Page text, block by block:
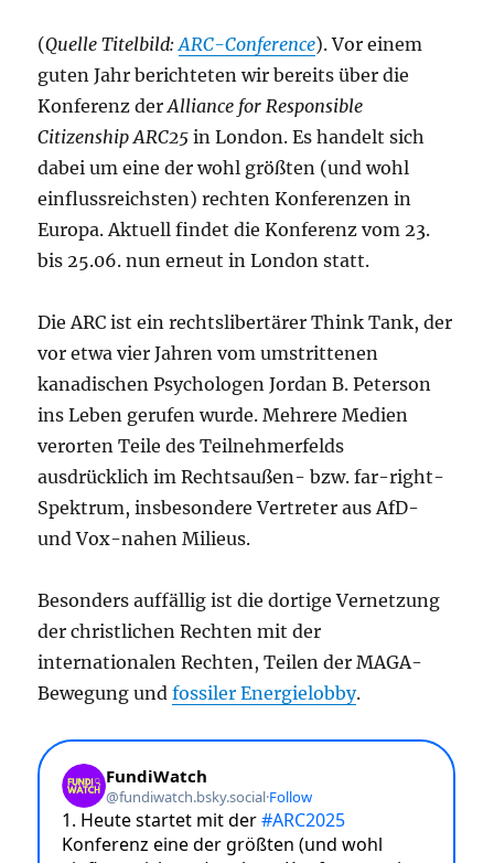
(Quelle Titelbild:ARC-Conference). Vor einem
guten Jahr berichteten wir bereits über die
Konferenz derAlliance for Responsible
CitizenshipARC25 in London. Es handelt sich
dabei um eine der wohl größten (und wohl
einflussreichsten) rechten Konferenzen in
Europa. Aktuell findet die Konferenz vom 23.
bis 25.06. nun erneut in London statt.
Die ARC ist ein rechtslibertärer Think Tank, der
vor etwa vier Jahren vom umstrittenen
kanadischen Psychologen Jordan B. Peterson
ins Leben gerufen wurde. Mehrere Medien
verorten Teile des Teilnehmerfelds
ausdrücklich im Rechtsaußen- bzw. far-right-
Spektrum, insbesondere Vertreter aus AfD-
und Vox-nahen Milieus.
Besonders auffällig ist die dortige Vernetzung
der christlichen Rechten mit der
internationalen Rechten, Teilen der MAGA-
Bewegung undfossiler Energielobby.